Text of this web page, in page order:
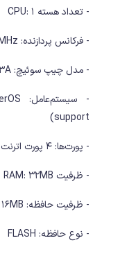
- تعداد هسته CPU: 1
- فرکانس پردازنده: 650MHz
- مدل چیپ سوئیچ: QCA9533-BL3A
support)
- پورت‌ها: 4 پورت اترنت 10/100Mbps با Auto MDI/X
- ظرفیت RAM: 32MB
- ظرفیت حافظه: 16MB
- نوع حافظه: FLASH